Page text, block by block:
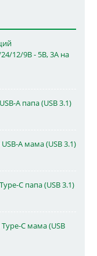
12/9В - 5В, 3А на
A папа (USB 3.1)
A мама (USB 3.1)
C папа (USB 3.1)
C мама (USB